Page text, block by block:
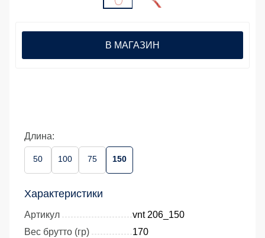
Длина:
50 100 75 150
Характеристики
Артикул
vnt 206_150
Вес брутто (гр)
170
В МАГАЗИН